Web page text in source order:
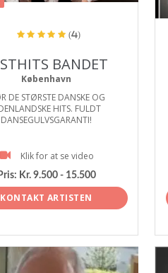
(4)
BANDET
København
DE STØRSTE DANSKE OG
HITS. FULDT
DANSEGULVSGARANTI!
Klik for at se video
Pris: Kr. 9.500 - 15.500
KONTAKT ARTISTEN